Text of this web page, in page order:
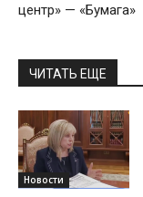
центр» — «Бумага»
ЧИТАТЬ ЕЩЕ
Новости